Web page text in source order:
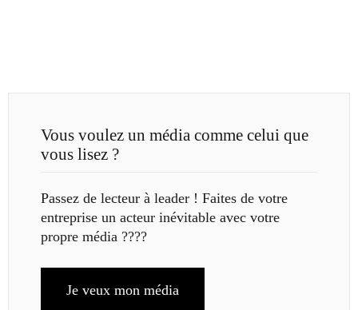
Vous voulez un média comme celui que
vous lisez ?
Passez de lecteur à leader ! Faites de votre
entreprise un acteur inévitable avec votre
propre média ????
Je veux mon média